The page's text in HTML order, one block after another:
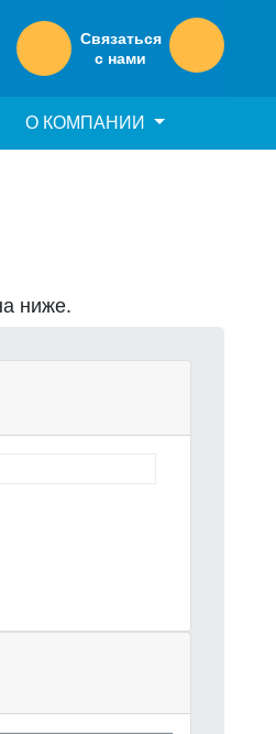
Связаться
с нами
О КОМПАНИИ
ниже.